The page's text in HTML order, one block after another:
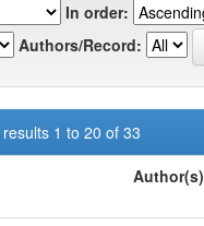
In order:
Authors/Record:
1 to 20 of 33
Author(s)